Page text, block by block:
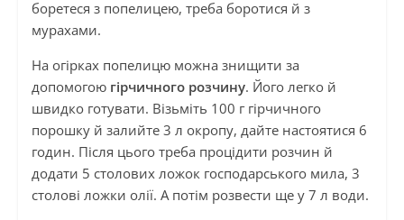
боретеся з попелицею, треба боротися й з
мурахами.
На огірках попелицю можна знищити за
допомогою гірчичного розчину. Його легко й
швидко готувати. Візьміть 100 г гірчичного
порошку й залийте 3 л окропу, дайте настоятися 6
годин. Після цього треба процідити розчин й
додати 5 столових ложок господарського мила, 3
столові ложки олії. А потім розвести ще у 7 л води.